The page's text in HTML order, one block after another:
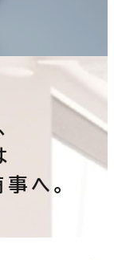
へ。